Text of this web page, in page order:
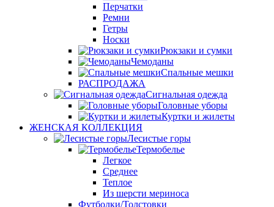
Перчатки
Ремни
Гетры
Носки
Рюкзаки и сумки
Чемоданы
Спальные мешки
РАСПРОДАЖА
Сигнальная одежда
Головные уборы
Куртки и жилеты
ЖЕНСКАЯ КОЛЛЕКЦИЯ
Лесистые горы
Термобелье
Легкое
Среднее
Теплое
Из шерсти мериноса
Футболки/Толстовки